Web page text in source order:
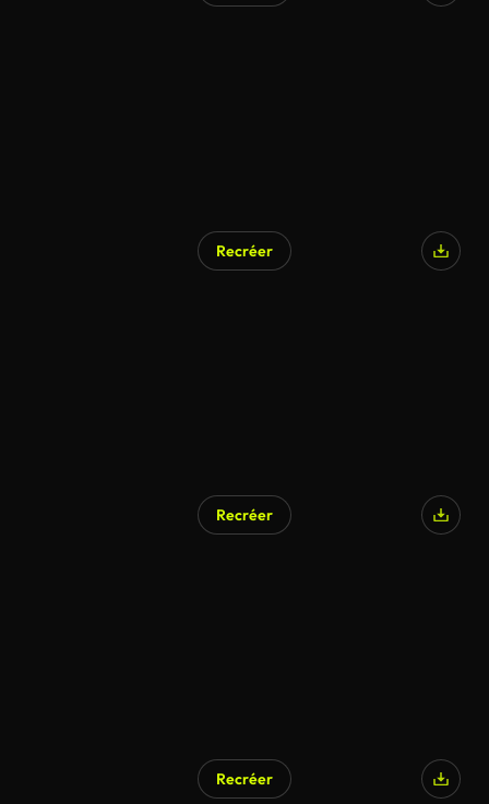
Recréer
Recréer
Recréer